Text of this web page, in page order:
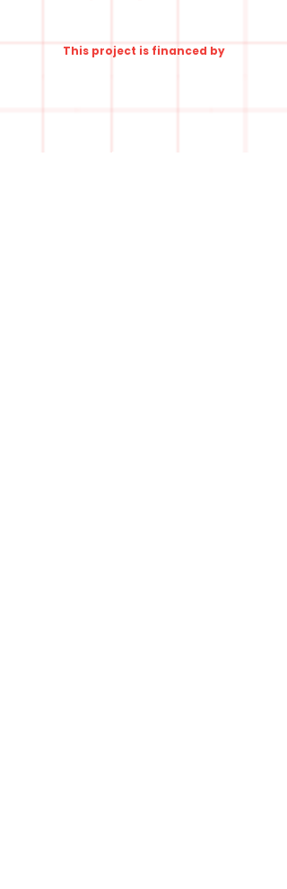
This project is financed by